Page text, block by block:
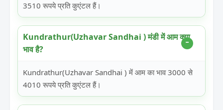
3510 रूपये प्रति कुएंटल हैं।
Kundrathur(Uzhavar Sandhai ) मंडी में आम क्या
भाव है?
Kundrathur(Uzhavar Sandhai ) में आम का भाव 3000 से
4010 रूपये प्रति कुएंटल हैं।